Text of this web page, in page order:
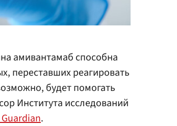
амивантамаб способна
переставших реагировать
будет помогать
Института исследований
.